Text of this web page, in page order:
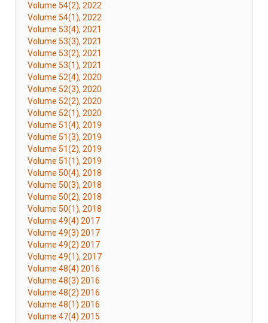
Volume 54(2), 2022
Volume 54(1), 2022
Volume 53(4), 2021
Volume 53(3), 2021
Volume 53(2), 2021
Volume 53(1), 2021
Volume 52(4), 2020
Volume 52(3), 2020
Volume 52(2), 2020
Volume 52(1), 2020
Volume 51(4), 2019
Volume 51(3), 2019
Volume 51(2), 2019
Volume 51(1), 2019
Volume 50(4), 2018
Volume 50(3), 2018
Volume 50(2), 2018
Volume 50(1), 2018
Volume 49(4) 2017
Volume 49(3) 2017
Volume 49(2) 2017
Volume 49(1), 2017
Volume 48(4) 2016
Volume 48(3) 2016
Volume 48(2) 2016
Volume 48(1) 2016
Volume 47(4) 2015